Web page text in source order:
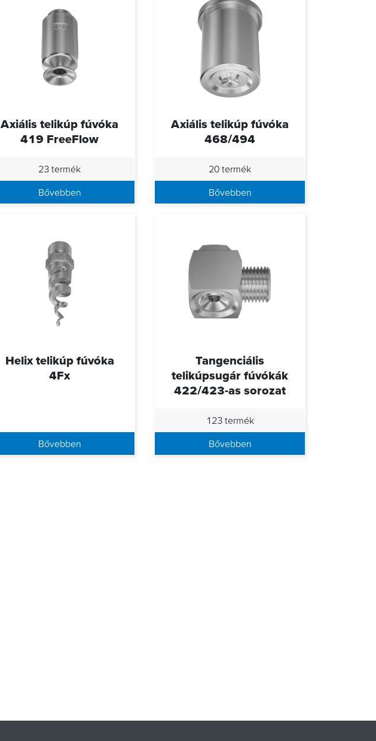
Axiális telikúp fúvóka
419 FreeFlow
23 termék
Bővebben
Axiális telikúp fúvóka
468/494
20 termék
Bővebben
Helix telikúp fúvóka
4Fx
Bővebben
Tangenciális
telikúpsugár fúvókák
422/423-as sorozat
123 termék
Bővebben